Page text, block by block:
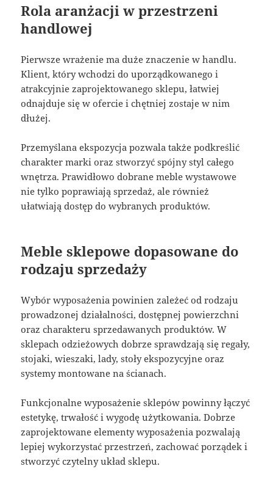
Rola aranżacji w przestrzeni
handlowej
Pierwsze wrażenie ma duże znaczenie w handlu.
Klient, który wchodzi do uporządkowanego i
atrakcyjnie zaprojektowanego sklepu, łatwiej
odnajduje się w ofercie i chętniej zostaje w nim
dłużej.
Przemyślana ekspozycja pozwala także podkreślić
charakter marki oraz stworzyć spójny styl całego
wnętrza. Prawidłowo dobrane meble wystawowe
nie tylko poprawiają sprzedaż, ale również
ułatwiają dostęp do wybranych produktów.
Meble sklepowe dopasowane do
rodzaju sprzedaży
Wybór wyposażenia powinien zależeć od rodzaju
prowadzonej działalności, dostępnej powierzchni
oraz charakteru sprzedawanych produktów. W
sklepach odzieżowych dobrze sprawdzają się regały,
stojaki, wieszaki, lady, stoły ekspozycyjne oraz
systemy montowane na ścianach.
Funkcjonalne wyposażenie sklepów powinny łączyć
estetykę, trwałość i wygodę użytkowania. Dobrze
zaprojektowane elementy wyposażenia pozwalają
lepiej wykorzystać przestrzeń, zachować porządek i
stworzyć czytelny układ sklepu.